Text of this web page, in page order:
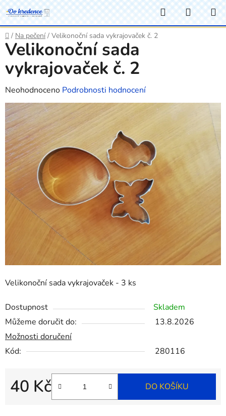
Přejít
na
obsah
Hledat
KOŠÍK
Domů
/ Na pečení / Velikonoční sada vykrajovaček č. 2
Velikonoční sada vykrajovaček - 3 ks
Dostupnost
Skladem
Můžeme doručit do:
13.8.2026
Možnosti doručení
Kód:
280116
40 Kč
Měrná cena:
DO KOŠÍKU
Velikonoční sada
vykrajovaček č. 2
Průměrné
hodnocení
produktu
je
0,0
z
5
hvězdiček.
Neohodnoceno Podrobnosti hodnocení